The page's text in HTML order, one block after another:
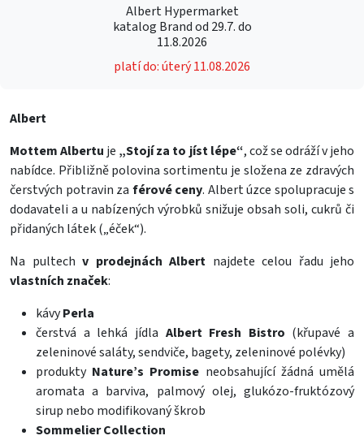
Albert Hypermarket
katalog Brand od 29.7. do
11.8.2026
platí do: úterý 11.08.2026
Albert
Mottem Albertu je „Stojí za to jíst lépe“, což se odráží v jeho
nabídce. Přibližně polovina sortimentu je složena ze zdravých
čerstvých potravin za férové ceny. Albert úzce spolupracuje s
dodavateli a u nabízených výrobků snižuje obsah soli, cukrů či
přidaných látek („éček“).
Na pultech v prodejnách Albert najdete celou řadu jeho
vlastních značek:
kávyPerla
čerstvá a lehká jídla Albert Fresh Bistro (křupavé a
zeleninové saláty, sendviče, bagety, zeleninové polévky)
produkty Nature’s Promise neobsahující žádná umělá
aromata a barviva, palmový olej, glukózo-fruktózový
sirup nebo modifikovaný škrob
Sommelier Collection